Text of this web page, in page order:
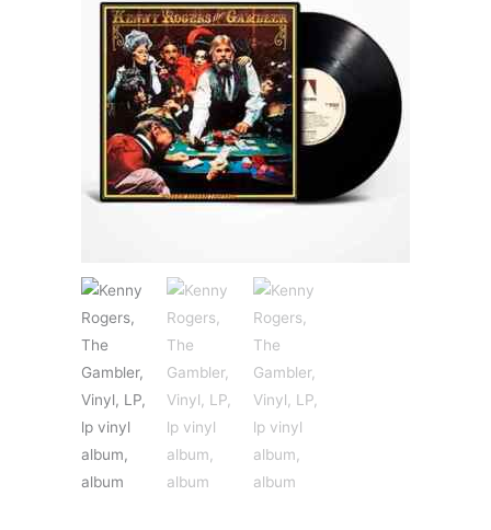
CLASSIC
POP
REGGAE